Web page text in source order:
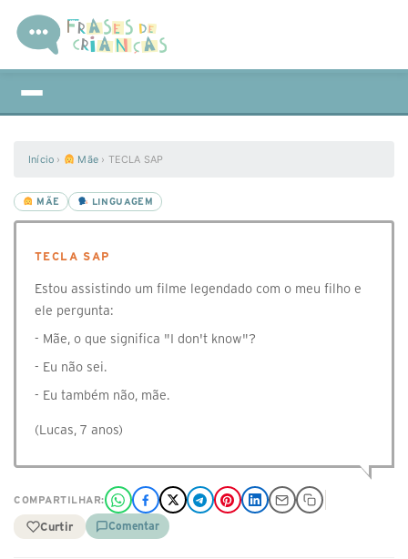
Início › Mãe › TECLA SAP
MÃE LINGUAGEM
TECLA SAP
Estou assistindo um filme legendado com o meu filho e
ele pergunta:
- Mãe, o que significa "I don't know"?
- Eu não sei.
- Eu também não, mãe.
(Lucas, 7 anos)
COMPARTILHAR:
Curtir Comentar